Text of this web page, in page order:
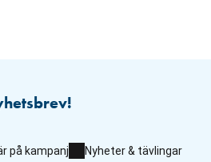
på kampanj Nyheter & tävlingar